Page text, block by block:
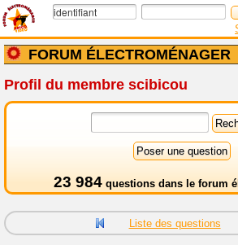
FORUM ÉLECTROMÉNAGER
Profil du membre scibicou
23 984 questions dans le forum
Liste des questions